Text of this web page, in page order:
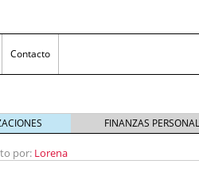
Contacto
FINANZAS
por: Lorena